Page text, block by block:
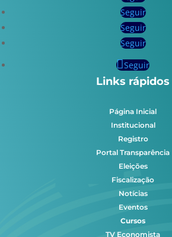
Seguir
Seguir
Seguir
Seguir
Links rápidos
Página Inicial
Institucional
Registro
Portal Transparência
Eleições
Fiscalização
Notícias
Eventos
Cursos
TV Economista